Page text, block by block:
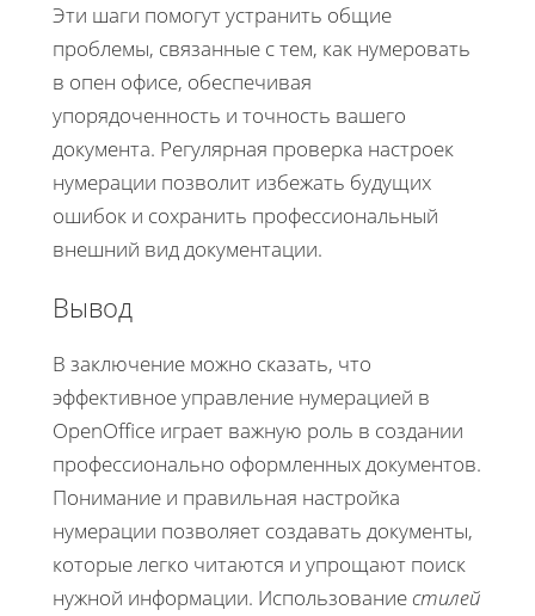
Эти шаги помогут устранить общие
проблемы, связанные с тем, как нумеровать
в опен офисе, обеспечивая
упорядоченность и точность вашего
документа. Регулярная проверка настроек
нумерации позволит избежать будущих
ошибок и сохранить профессиональный
внешний вид документации.
Вывод
В заключение можно сказать, что
эффективное управление нумерацией в
OpenOffice играет важную роль в создании
профессионально оформленных документов.
Понимание и правильная настройка
нумерации позволяет создавать документы,
которые легко читаются и упрощают поиск
нужной информации. Использованиестилей